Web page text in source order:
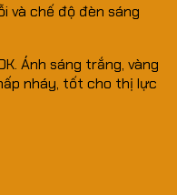
và chế độ đèn sáng
Ánh sáng trắng, vàng
nháy, tốt cho thị lực